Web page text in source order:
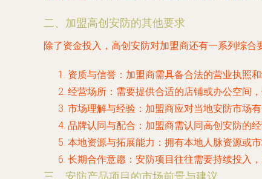
二、加盟高创安防的其他要求
除了资金投入，高创安防对加盟商还有一系列综合
资质与信誉 ：加盟商需具备合法的营业执照
经营场所 ：需要提供合适的店铺或办公空间
市场理解与经验 ：加盟商应对当地安防市场
品牌认同与配合 ：加盟商需认同高创安防的
本地资源与拓展能力 ：拥有本地人脉资源或
长期合作意愿 ：安防项目往往需要持续投入
三、安防产品项目的市场前景与建议